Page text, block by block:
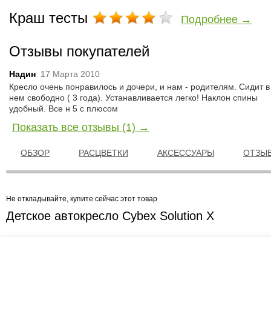
Краш тесты Подробнее →
Отзывы покупателей
Надин 17 Марта 2010
Кресло очень понравилось и дочери, и нам - родителям. Сидит в
нем свободно ( 3 года). Устанавливается легко! Наклон спины
удобный. Все н 5 с плюсом
Показать все отзывы (1) →
ОБЗОР РАСЦВЕТКИ АКСЕССУАРЫ
Не откладывайте, купите сейчас этот товар
Детское автокресло Cybex Solution X